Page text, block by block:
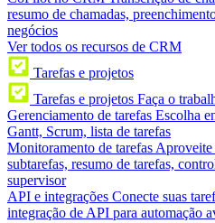
resumo de chamadas,
negócios
Ver todos os recursos de CRM
Tarefas e projetos
Tarefas e projetos Faça o
Gerenciamento de tarefas Escolha
Gantt, Scrum, lista de tarefas
Monitoramento de tarefas Aproveite
subtarefas, resumo de tarefas,
supervisor
API e integrações Conecte suas
integração de API para automação